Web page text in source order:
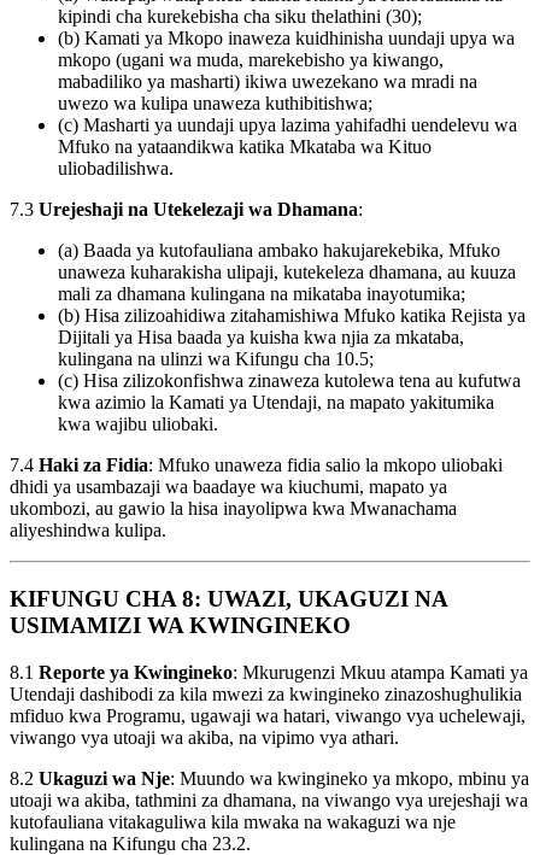
kipindi cha kurekebisha cha siku thelathini (30);
(b) Kamati ya Mkopo inaweza kuidhinisha uundaji upya wa
mkopo (ugani wa muda, marekebisho ya kiwango,
mabadiliko ya masharti) ikiwa uwezekano wa mradi na
uwezo wa kulipa unaweza kuthibitishwa;
(c) Masharti ya uundaji upya lazima yahifadhi uendelevu wa
Mfuko na yataandikwa katika Mkataba wa Kituo
uliobadilishwa.
7.3 Urejeshaji na Utekelezaji wa Dhamana:
(a) Baada ya kutofauliana ambako hakujarekebika, Mfuko
unaweza kuharakisha ulipaji, kutekeleza dhamana, au kuuza
mali za dhamana kulingana na mikataba inayotumika;
(b) Hisa zilizoahidiwa zitahamishiwa Mfuko katika Rejista ya
Dijitali ya Hisa baada ya kuisha kwa njia za mkataba,
kulingana na ulinzi wa Kifungu cha 10.5;
(c) Hisa zilizokonfishwa zinaweza kutolewa tena au kufutwa
kwa azimio la Kamati ya Utendaji, na mapato yakitumika
kwa wajibu uliobaki.
7.4 Haki za Fidia: Mfuko unaweza fidia salio la mkopo uliobaki
dhidi ya usambazaji wa baadaye wa kiuchumi, mapato ya
ukombozi, au gawio la hisa inayolipwa kwa Mwanachama
aliyeshindwa kulipa.
KIFUNGU CHA 8: UWAZI, UKAGUZI NA
USIMAMIZI WA KWINGINEKO
8.1 Reporte ya Kwingineko: Mkurugenzi Mkuu atampa Kamati ya
Utendaji dashibodi za kila mwezi za kwingineko zinazoshughulikia
mfiduo kwa Programu, ugawaji wa hatari, viwango vya uchelewaji,
viwango vya utoaji wa akiba, na vipimo vya athari.
8.2 Ukaguzi wa Nje: Muundo wa kwingineko ya mkopo, mbinu ya
utoaji wa akiba, tathmini za dhamana, na viwango vya urejeshaji wa
kutofauliana vitakaguliwa kila mwaka na wakaguzi wa nje
kulingana na Kifungu cha 23.2.